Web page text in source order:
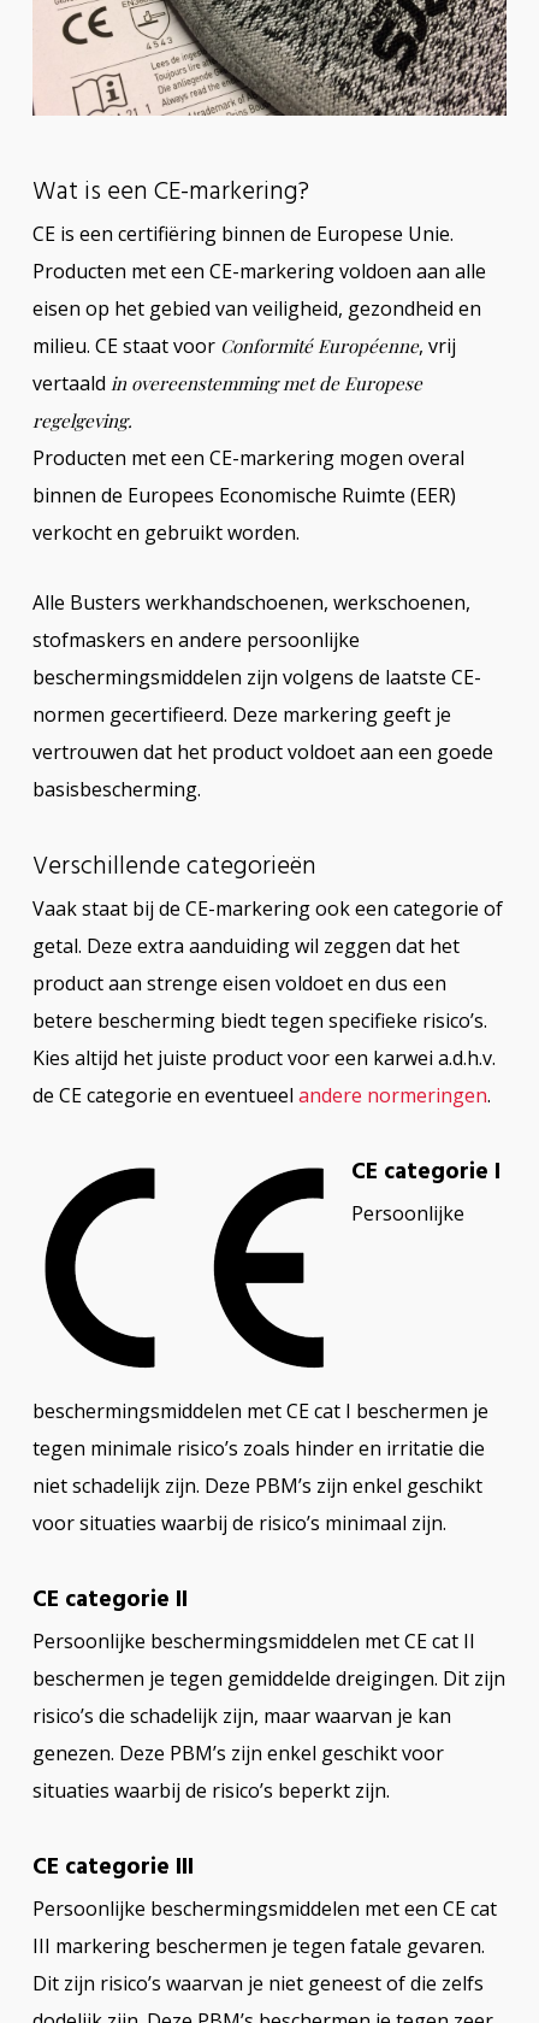
Wat is een CE-markering?
CE is een certifiëring binnen de Europese Unie.
Producten met een CE-markering voldoen aan alle
eisen op het gebied van veiligheid, gezondheid en
milieu. CE staat voor Conformité Européenne, vrij
vertaald in overeenstemming met de Europese
regelgeving.
Producten met een CE-markering mogen overal
binnen de Europees Economische Ruimte (EER)
verkocht en gebruikt worden.
Alle Busters werkhandschoenen, werkschoenen,
stofmaskers en andere persoonlijke
beschermingsmiddelen zijn volgens de laatste CE-
normen gecertifieerd. Deze markering geeft je
vertrouwen dat het product voldoet aan een goede
basisbescherming.
Verschillende categorieën
Vaak staat bij de CE-markering ook een categorie of
getal. Deze extra aanduiding wil zeggen dat het
product aan strenge eisen voldoet en dus een
betere bescherming biedt tegen specifieke risico’s.
Kies altijd het juiste product voor een karwei a.d.h.v.
de CE categorie en eventueel andere normeringen.
CE categorie I
Persoonlijke
beschermingsmiddelen met CE cat I beschermen je
tegen minimale risico’s zoals hinder en irritatie die
niet schadelijk zijn. Deze PBM’s zijn enkel geschikt
voor situaties waarbij de risico’s minimaal zijn.
CE categorie II
Persoonlijke beschermingsmiddelen met CE cat II
beschermen je tegen gemiddelde dreigingen. Dit zijn
risico’s die schadelijk zijn, maar waarvan je kan
genezen. Deze PBM’s zijn enkel geschikt voor
situaties waarbij de risico’s beperkt zijn.
CE categorie III
Persoonlijke beschermingsmiddelen met een CE cat
III markering beschermen je tegen fatale gevaren.
Dit zijn risico’s waarvan je niet geneest of die zelfs